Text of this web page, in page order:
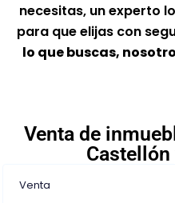
necesitas, un experto
para que elijas con
lo que buscas,
Venta de
Venta